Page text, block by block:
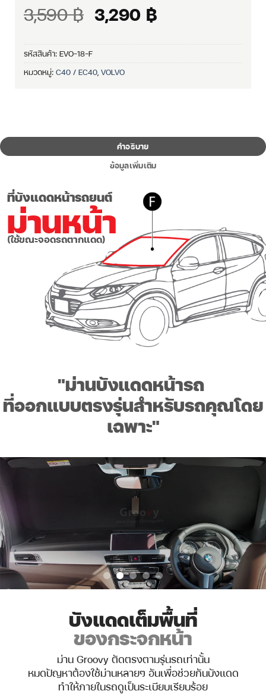
3,590฿ Original
price
was:
3,590 ฿.
3,290 ฿Current
is:
3,290 ฿.
รหัสสินค้า: EVO-18-F
หมวดหมู่: C40 / EC40, VOLVO
คำอธิบาย
ข้อมูลเพิ่มเติม
ที่บังแดดหน้ารถยนต์
ม่านหน้า
(ใช้ขณะจอดรถตากแดด)
"ม่านบังแดดหน้ารถ
ที่ออกแบบตรงรุ่นสำหรับรถคุณโดย
เฉพาะ"
บังแดดเต็มพื้นที่
ของกระจกหน้า
ม่าน Groovy ตัดตรงตามรุ่นรถเท่านั้น
หมดปัญหาต้องใช้ม่านหลายๆ อันเพื่อช่วยกันบังแดด
ทำให้ภายในรถดูเป็นระเบียบเรียบร้อย